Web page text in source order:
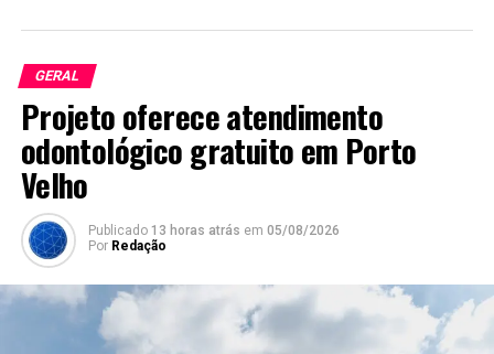
GERAL
Projeto oferece atendimento
odontológico gratuito em Porto
Velho
Publicado 13 horas atrás em 05/08/2026
Por Redação